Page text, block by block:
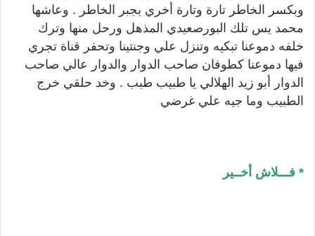
وبكسر الخاطر تارة وتارة أخري بجبر الخاطر . وعاشها
محمد يس تلك البورصعيدي المذهل ورحل منها وترك
خلفه دموعنا تبكيه وتنزل علي وجنتينا وتحفر قناة تجري
فيها دموعنا كطوفان صاحب الدوار والدوار عالي صاحب
الدوار أبو زيد الهلالي يا طبيب طبب . وخد حلقي خرج
الطبيب وما جيه علي غرضي
* فـــلاش أخــير